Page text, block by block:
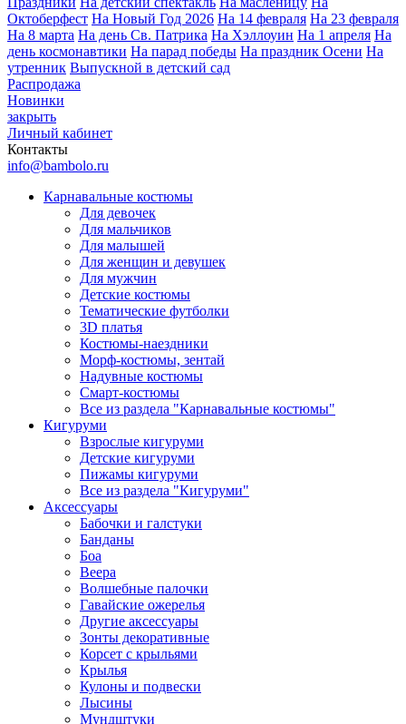
Октоберфест На Новый Год 2026 На 14 февраля На 23 февраля
На 8 марта На день Св. Патрика На Хэллоуин На 1 апреля На
день космонавтики На парад победы На праздник Осени На
утренник Выпускной в детский сад
Распродажа
Новинки
закрыть
Личный кабинет
Контакты
info@bambolo.ru
Карнавальные костюмы
Для девочек
Для мальчиков
Для малышей
Для женщин и девушек
Для мужчин
Детские костюмы
Тематические футболки
3D платья
Костюмы-наездники
Морф-костюмы, зентай
Надувные костюмы
Смарт-костюмы
Все из раздела "Карнавальные костюмы"
Кигуруми
Взрослые кигуруми
Детские кигуруми
Пижамы кигуруми
Все из раздела "Кигуруми"
Аксессуары
Бабочки и галстуки
Банданы
Боа
Веера
Волшебные палочки
Гавайские ожерелья
Другие аксессуары
Зонты декоративные
Корсет с крыльями
Крылья
Кулоны и подвески
Лысины
Мундштуки